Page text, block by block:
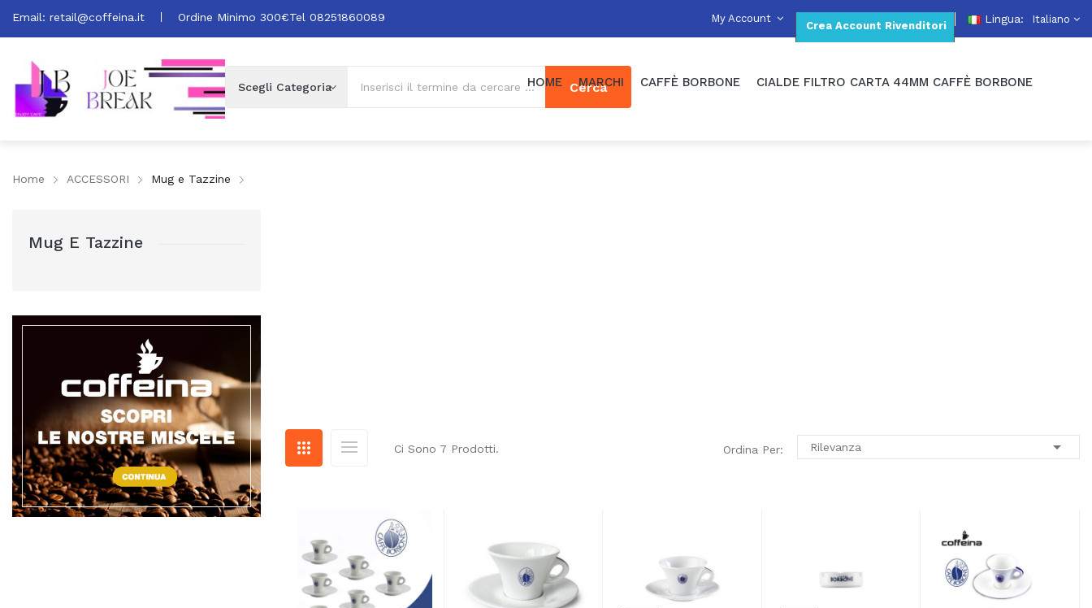
Lingua: Italiano
Email: retail@coffeina.it Ordine Minimo 300€Tel 08251860089
Crea Account Rivenditori
My Account
Cerca
HOME MARCHI CAFFÈ BORBONE CIALDE FILTRO CARTA 44MM CAFFÈ BORBONE
Home ACCESSORI Mug e Tazzine
Mug E Tazzine
Ci Sono 7 Prodotti. Ordina Per: Rilevanza 